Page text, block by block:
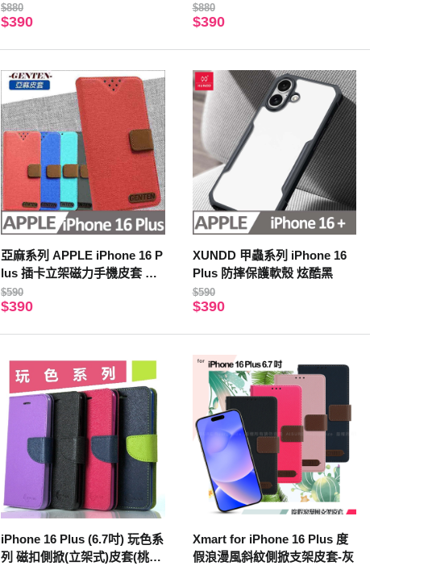
殼 手機殼(沉穩黑)
$880
$390
殼 手機殼(深海藍)
$880
$390
亞麻系列 APPLE iPhone 16 P
lus 插卡立架磁力手機皮套 黑
色
$590
$390
XUNDD 甲蟲系列 iPhone 16
Plus 防摔保護軟殼 炫酷黑
$590
$390
iPhone 16 Plus (6.7吋) 玩色系
列 磁扣側掀(立架式)皮套(桃
Xmart for iPhone 16 Plus 度
假浪漫風斜紋側掀支架皮套-灰